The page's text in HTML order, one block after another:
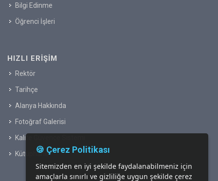
Bilgi Edinme
Öğrenci İşleri
HIZLI ERIŞIM
Rektör
Tarihçe
Alanya Hakkında
Fotoğraf Galerisi
Kalite Güvence Sistemi
Kütüphane🍪 Çerez Politikası
Sitemizden en iyi şekilde faydalanabilmeniz için
amaçlarla sınırlı ve gizliliğe uygun şekilde çerez